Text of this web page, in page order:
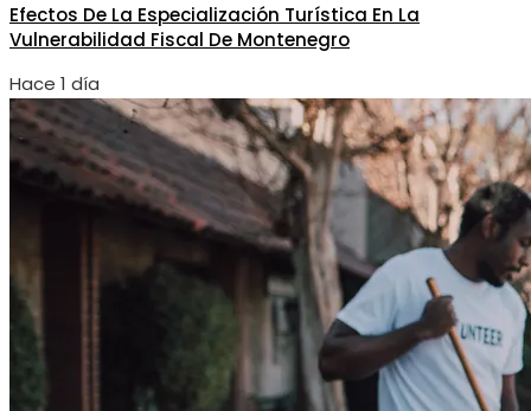
Efectos De La Especialización Turística En La
Vulnerabilidad Fiscal De Montenegro
Hace 1 día